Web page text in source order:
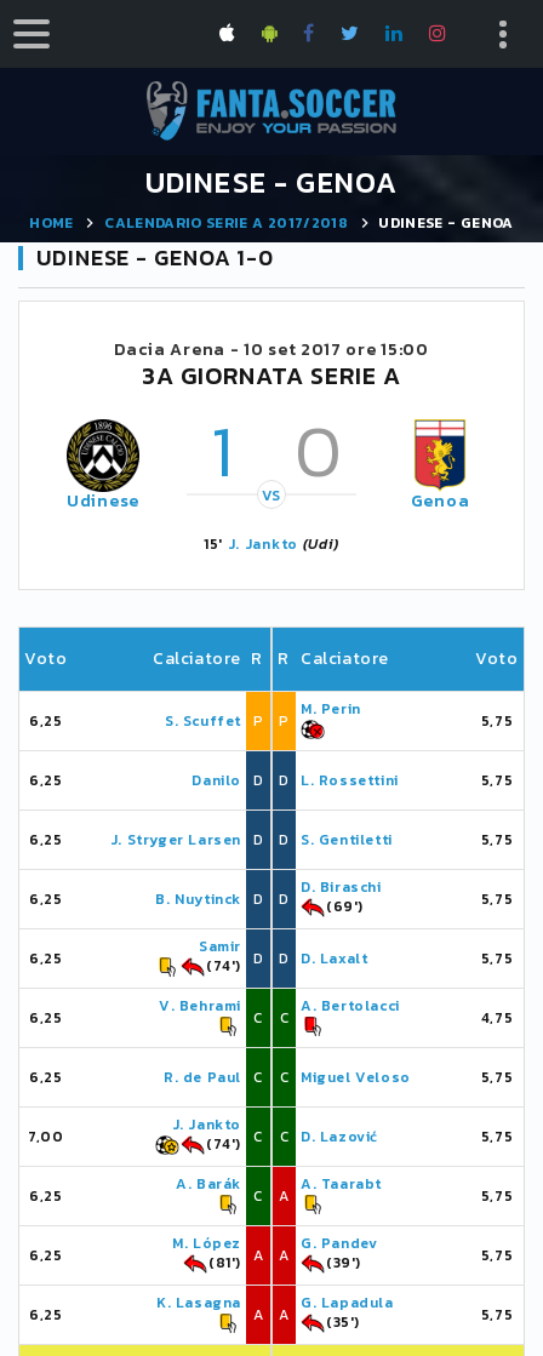
UDINESE - GENOA
HOME CALENDARIO SERIE A 2017/2018 UDINESE - GENOA
UDINESE - GENOA 1-0
Dacia Arena -10 set 2017 ore 15:00
3A GIORNATA SERIE A
Udinese 1 0
VS Genoa
15' J. Jankto (Udi)
Voto Calciatore R
6,25 S. Scuffet P
6,25 Danilo D
6,25 J. Stryger Larsen D
6,25 B. Nuytinck D
6,25
Samir
(74')
D
6,25
V. Behrami
C
6,25 R. de Paul C
7,00
J. Jankto
(74')
C
6,25
A. Barák
C
6,25
M. López
(81')
A
6,25
K. Lasagna
A
R Calciatore Voto
P
M. Perin
5,75
D L. Rossettini 5,75
D S. Gentiletti 5,75
D
D. Biraschi
(69')
5,75
D D. Laxalt 5,75
C
A. Bertolacci
4,75
C Miguel Veloso 5,75
C D. Lazović 5,75
A
A. Taarabt
5,75
A
G. Pandev
(39')
5,75
A
G. Lapadula
(35')
5,75